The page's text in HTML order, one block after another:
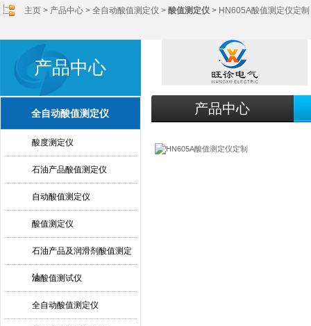
主页 > 产品中心 > 全自动酸值测定仪 > 酸值测定仪 > HN605A酸值测定仪定制
产品中心
全自动酸值测定仪
酸度测定仪
石油产品酸值测定仪
自动酸值测定仪
酸值测定仪
石油产品及润滑剂酸值测定
法
油酸值测试仪
全自动酸值测定仪
产品中心